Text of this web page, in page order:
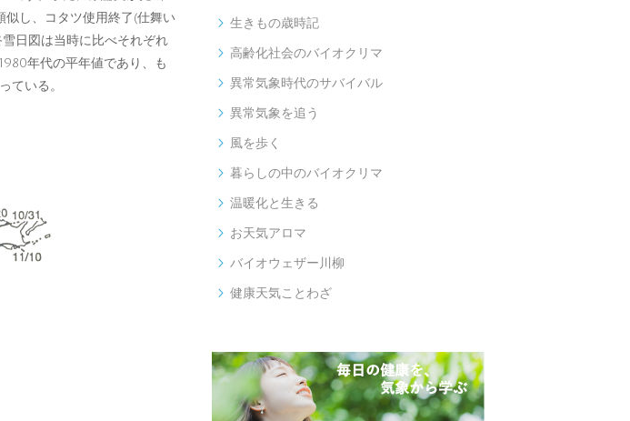
し、コタツ使用終了(仕舞い
日図は当時に比べそれぞれ
年代の平年値であり、も
ている。
 生きもの歳時記
 高齢化社会のバイオクリマ
 異常気象時代のサバイバル
 異常気象を追う
 風を歩く
 暮らしの中のバイオクリマ
 温暖化と生きる
 お天気アロマ
 バイオウェザー川柳
 健康天気ことわざ